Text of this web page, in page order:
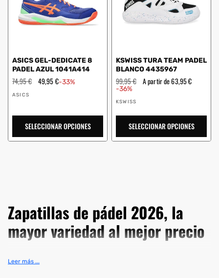
ASICS GEL-DEDICATE 8
PADEL AZUL 1041A414
Precio
habitual
74,95 € Precio
49,95 €-33%
Proveedor:
ASICS
SELECCIONAR OPCIONES
KSWISS TURA TEAM PADEL
BLANCO 4435967
Precio
habitual
99,95 € Precio
de
A partir de 63,95 €
-36%
Proveedor:
KSWISS
SELECCIONAR OPCIONES
Zapatillas de pádel 2026, la
mayor variedad al mejor precio
Escoge tus
mejores marcas y modelos
Leer más ...